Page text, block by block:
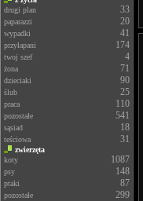
drugi plan
33
paparazzi 20
wypadki 41
przyłapani 174
twoj szef 4
żona 71
dzieciaki 90
ślub 25
praca 110
pozostałe 541
sąsiad 18
teściowa 31
zwierzęta
koty
1087
psy 148
ptaki 87
pozostałe 299